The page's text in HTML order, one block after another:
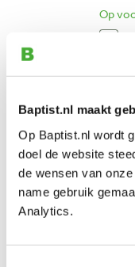
Baptist.nl maakt
Op Baptist.nl wordt
doel de website
de wensen van
name gebruik
Analytics.
Op
600
€
€
Op